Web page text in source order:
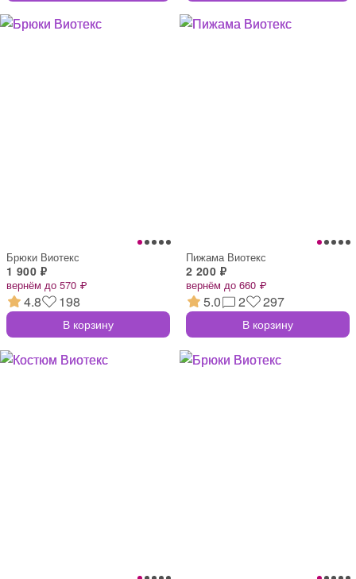
Брюки Виотекс
1 900 ₽
вернём до 570 ₽
4.8 198
В корзину
Пижама Виотекс
2 200 ₽
вернём до 660 ₽
5.0 2 297
В корзину